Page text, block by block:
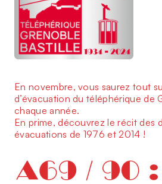
En novembre, vous saurez tout
d’évacuation du téléphérique de
chaque année.
En prime, découvrez le récit des
évacuations de 1976 et 2014 !